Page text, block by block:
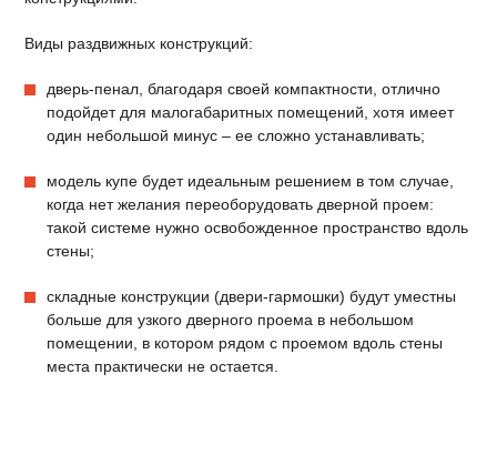
Виды раздвижных конструкций:
дверь-пенал, благодаря своей компактности, отлично
подойдет для малогабаритных помещений, хотя имеет
один небольшой минус – ее сложно устанавливать;
модель купе будет идеальным решением в том случае,
когда нет желания переоборудовать дверной проем:
такой системе нужно освобожденное пространство вдоль
стены;
складные конструкции (двери-гармошки) будут уместны
больше для узкого дверного проема в небольшом
помещении, в котором рядом с проемом вдоль стены
места практически не остается.